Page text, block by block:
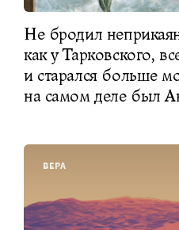
Не бродил
как у Тарковского,
и старался больше
на самом деле был
ВЕРА